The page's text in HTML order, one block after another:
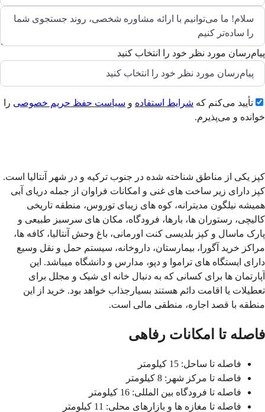
پیام‌رسان مورد نظر خود را انتخاب کنید
تأیید می‌کنم که شرایط استفاده و سیاست حفظ حریم خصوصی را
خوانده و می‌پذیرم.
کپز یکی از مناطق شناخته شده در جنوب ترکیه و در شهر آنتالیا است.
کپز دارای زیر ساخت های غنی و امکانات فراوان از جمله دریای آبی
همیشه نیلگون مدیترانه، کوه های زیبای توروس، منطقه تاریخی
کالیچی، رستوران ها، بارها، فرودگاه، مکان های سرسبز طبیعی و
پارک ماسال و کپز بلدیسی کنت اورمانی، باغ وحش آنتالیا، کافه ها،
مراکز خرید آگورا، بیمارستان، داروخانه، سیستم حمل و نقل وسیع
دارای ایستگاه های تراموا و دپو، مدارس و دانشگاه میباشد. این
آپارتمان ها برای کسانی که به دنبال خانه ای شیک و مجلل برای
تعطیلات یا اقامت دائم هستند بسیارجذاب خواهد بود. خرید از این
منطقه با قصد اجاره، منطقی مالی است.
فاصله تا امکانات رفاهی
فاصله تا ساحل: 15 کیلومتر
فاصله تا مرکز شهر: 8 کیلومتر
فاصله تا فرودگاه بین المللی: 16 کیلومتر
فاصله تا مغازه ها و بازارهای محلی: 11 کیلومتر